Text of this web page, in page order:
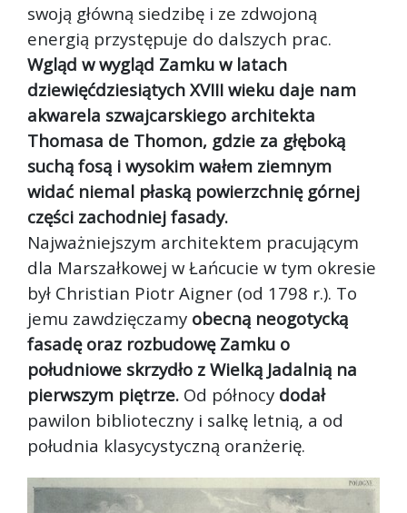
swoją główną siedzibę i ze zdwojoną
energią przystępuje do dalszych prac.
Wgląd w wygląd Zamku w latach
dziewięćdziesiątych XVIII wieku daje nam
akwarela szwajcarskiego architekta
Thomasa de Thomon, gdzie za głęboką
suchą fosą i wysokim wałem ziemnym
widać niemal płaską powierzchnię górnej
części zachodniej fasady.
Najważniejszym architektem pracującym
dla Marszałkowej w Łańcucie w tym okresie
był Christian Piotr Aigner (od 1798 r.). To
jemu zawdzięczamy obecną neogotycką
fasadę oraz rozbudowę Zamku o
południowe skrzydło z Wielką Jadalnią na
pierwszym piętrze. Od północy dodał
pawilon biblioteczny i salkę letnią, a od
południa klasycystyczną oranżerię.